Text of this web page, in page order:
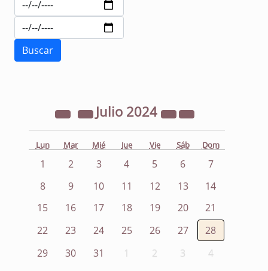
Julio 2024
Lun Mar Mié Jue Vie Sáb Dom
1 2 3 4 5 6
7
8
9 10 11 12 13
14
15
16 17 18 19 20
21
22
23 24 25 26 27
28
29
30 31 1 2 3 4